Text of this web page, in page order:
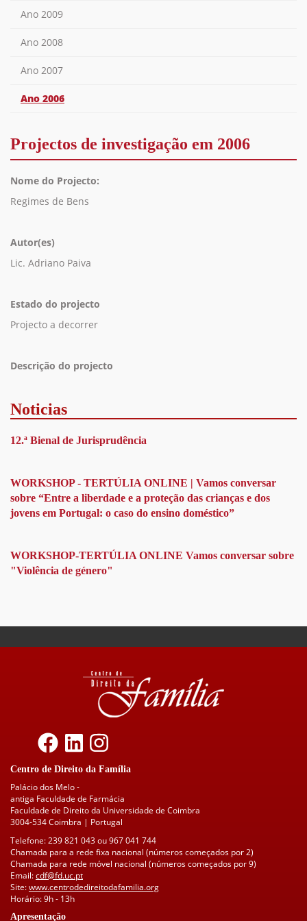
Ano 2009
Ano 2008
Ano 2007
Ano 2006
Projectos de investigação em 2006
Nome do Projecto:
Regimes de Bens
Autor(es)
Lic. Adriano Paiva
Estado do projecto
Projecto a decorrer
Descrição do projecto
Noticias
12.ª Bienal de Jurisprudência
WORKSHOP - TERTÚLIA ONLINE | Vamos conversar
sobre “Entre a liberdade e a proteção das crianças e dos
jovens em Portugal: o caso do ensino doméstico”
WORKSHOP-TERTÚLIA ONLINE Vamos conversar sobre
"Violência de género"
Centro de Direito da Família
Palácio dos Melo -
antiga Faculdade de Farmácia
Faculdade de Direito da Universidade de Coimbra
3004-534 Coimbra | Portugal
Telefone: 239 821 043 ou 967 041 744
Chamada para a rede fixa nacional (números começados por 2)
Chamada para rede móvel nacional (números começados por 9)
Email:cdf@fd.uc.pt
Site:www.centrodedireitodafamilia.org
Horário: 9h - 13h
Apresentação